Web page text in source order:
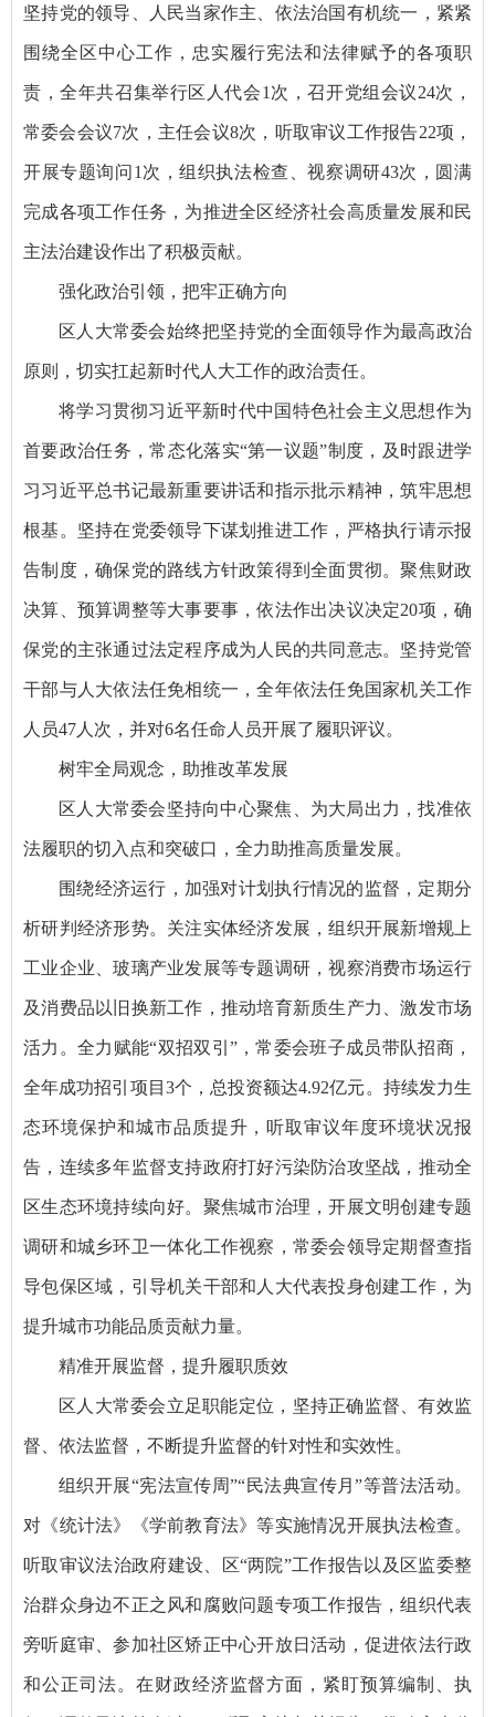
坚持党的领导、人民当家作主、依法治国有机统一，紧紧
围绕全区中心工作，忠实履行宪法和法律赋予的各项职
责，全年共召集举行区人代会1次，召开党组会议24次，
常委会会议7次，主任会议8次，听取审议工作报告22项，
开展专题询问1次，组织执法检查、视察调研43次，圆满
完成各项工作任务，为推进全区经济社会高质量发展和民
主法治建设作出了积极贡献。
强化政治引领，把牢正确方向
区人大常委会始终把坚持党的全面领导作为最高政治
原则，切实扛起新时代人大工作的政治责任。
将学习贯彻习近平新时代中国特色社会主义思想作为
首要政治任务，常态化落实“第一议题”制度，及时跟进学
习习近平总书记最新重要讲话和指示批示精神，筑牢思想
根基。坚持在党委领导下谋划推进工作，严格执行请示报
告制度，确保党的路线方针政策得到全面贯彻。聚焦财政
决算、预算调整等大事要事，依法作出决议决定20项，确
保党的主张通过法定程序成为人民的共同意志。坚持党管
干部与人大依法任免相统一，全年依法任免国家机关工作
人员47人次，并对6名任命人员开展了履职评议。
树牢全局观念，助推改革发展
区人大常委会坚持向中心聚焦、为大局出力，找准依
法履职的切入点和突破口，全力助推高质量发展。
围绕经济运行，加强对计划执行情况的监督，定期分
析研判经济形势。关注实体经济发展，组织开展新增规上
工业企业、玻璃产业发展等专题调研，视察消费市场运行
及消费品以旧换新工作，推动培育新质生产力、激发市场
活力。全力赋能“双招双引”，常委会班子成员带队招商，
全年成功招引项目3个，总投资额达4.92亿元。持续发力生
态环境保护和城市品质提升，听取审议年度环境状况报
告，连续多年监督支持政府打好污染防治攻坚战，推动全
区生态环境持续向好。聚焦城市治理，开展文明创建专题
调研和城乡环卫一体化工作视察，常委会领导定期督查指
导包保区域，引导机关干部和人大代表投身创建工作，为
提升城市功能品质贡献力量。
精准开展监督，提升履职质效
区人大常委会立足职能定位，坚持正确监督、有效监
督、依法监督，不断提升监督的针对性和实效性。
组织开展“宪法宣传周”“民法典宣传月”等普法活动。
对《统计法》《学前教育法》等实施情况开展执法检查。
听取审议法治政府建设、区“两院”工作报告以及区监委整
治群众身边不正之风和腐败问题专项工作报告，组织代表
旁听庭审、参加社区矫正中心开放日活动，促进依法行政
和公正司法。在财政经济监督方面，紧盯预算编制、执